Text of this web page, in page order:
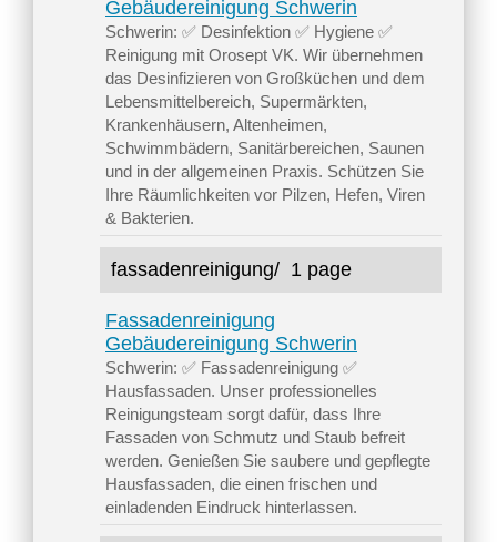
Gebäudereinigung Schwerin
Schwerin: ✅ Desinfektion ✅ Hygiene ✅
Reinigung mit Orosept VK. Wir übernehmen
das Desinfizieren von Großküchen und dem
Lebensmittelbereich, Supermärkten,
Krankenhäusern, Altenheimen,
Schwimmbädern, Sanitärbereichen, Saunen
und in der allgemeinen Praxis. Schützen Sie
Ihre Räumlichkeiten vor Pilzen, Hefen, Viren
& Bakterien.
fassadenreinigung/ 1 page
Fassadenreinigung
Gebäudereinigung Schwerin
Schwerin: ✅ Fassadenreinigung ✅
Hausfassaden. Unser professionelles
Reinigungsteam sorgt dafür, dass Ihre
Fassaden von Schmutz und Staub befreit
werden. Genießen Sie saubere und gepflegte
Hausfassaden, die einen frischen und
einladenden Eindruck hinterlassen.